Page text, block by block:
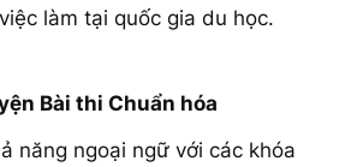
làm tại quốc gia du học.
Bài thi Chuẩn hóa
năng ngoại ngữ với các khóa